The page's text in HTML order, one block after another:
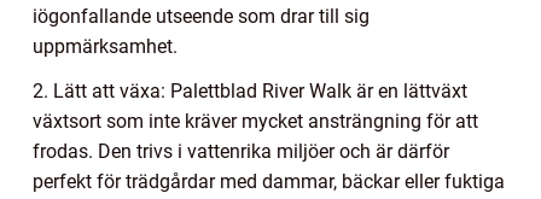
iögonfallande utseende som drar till sig
uppmärksamhet.
2. Lätt att växa: Palettblad River Walk är en lättväxt
växtsort som inte kräver mycket ansträngning för att
frodas. Den trivs i vattenrika miljöer och är därför
perfekt för trädgårdar med dammar, bäckar eller fuktiga